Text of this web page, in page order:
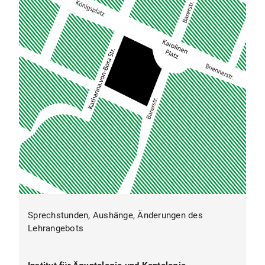
Wahlpflicht WP 1.2.1 Ägyptische Linguistik
Übung 2 SWS 6 ECTS
oder
Wahlpflicht WP 1.2.2 Arabisch II (Import aus:
Naher und Mittlerer Osten) Übung 2 SWS 6
ECTS
oder WP 2/IIArchäologische Praxis
P WP P 2.2 Kulturgeschichte der Haustiere A
Vorlesung 1 SWS 2 ECTS
P WP 2.3 Kulturgeschichte der Haustiere B
(Import aus: Tieranatomie) Übung 2 SWS 4
ECTS
5. Fachsemester
P 5.3 Kulturgeschichte II: Außenansichten
Vorlesung 2 SWS 3 ECTS
Sprechstunden, Aushänge, Änderungen des
Lehrangebots